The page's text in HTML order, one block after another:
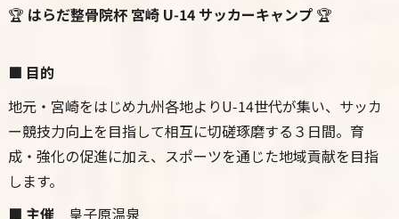
🏆 はらだ整骨院杯 宮崎 U‑14 サッカーキャンプ 🏆
■ 目的
地元・宮崎をはじめ九州各地よりU‑14世代が集い、サッカ
ー競技力向上を目指して相互に切磋琢磨する３日間。育
成・強化の促進に加え、スポーツを通じた地域貢献を目指
します。
■ 主催 皇子原温泉